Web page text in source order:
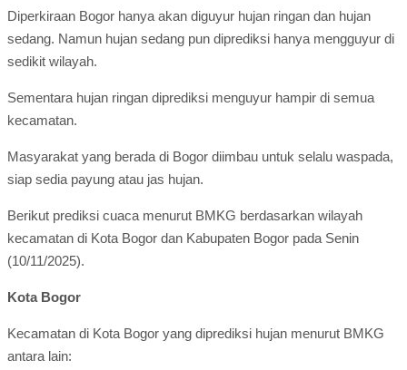
Diperkiraan Bogor hanya akan diguyur hujan ringan dan hujan
sedang. Namun hujan sedang pun diprediksi hanya mengguyur di
sedikit wilayah.
Sementara hujan ringan diprediksi menguyur hampir di semua
kecamatan.
Masyarakat yang berada di Bogor diimbau untuk selalu waspada,
siap sedia payung atau jas hujan.
Berikut prediksi cuaca menurut BMKG berdasarkan wilayah
kecamatan di Kota Bogor dan Kabupaten Bogor pada Senin
(10/11/2025).
Kota Bogor
Kecamatan di Kota Bogor yang diprediksi hujan menurut BMKG
antara lain: